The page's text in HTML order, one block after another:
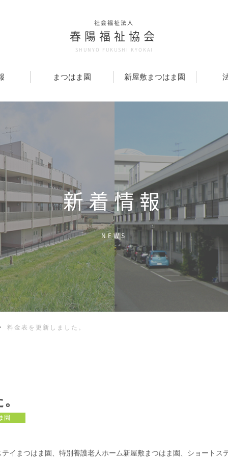
社会福祉法人
春陽福祉協会
SHUNYO FUKUSHI KYOKAI
まつはま園 新屋敷まつはま園
新着情報
NEWS
料金表を更新しました。
園
イまつはま園、特別養護老人ホーム新屋敷まつはま園、ショートス